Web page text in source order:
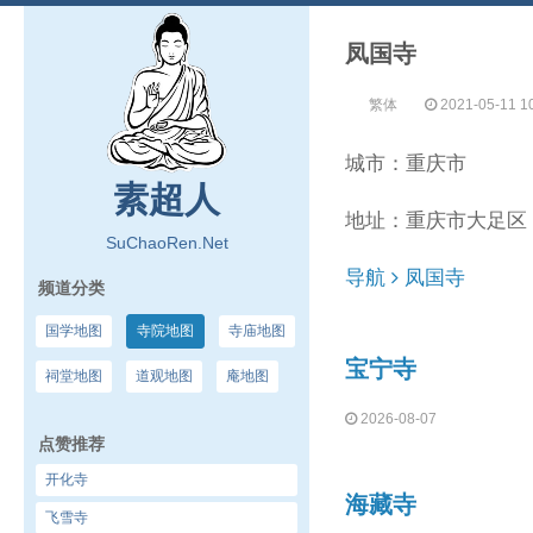
素超人
SuChaoRen.Net
频道分类
国学地图 寺院地图 寺庙地图
祠堂地图 道观地图 庵地图
点赞推荐
开化寺
飞雪寺
凤国寺
繁体 2021-05-11
城市：重庆市
地址：重庆市大足区
导航 凤国寺
宝宁寺
2026-08-07
海藏寺